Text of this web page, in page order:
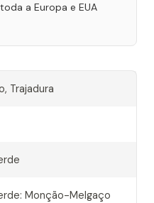
a Europa e EUA
Trajadura
Monção-Melgaço